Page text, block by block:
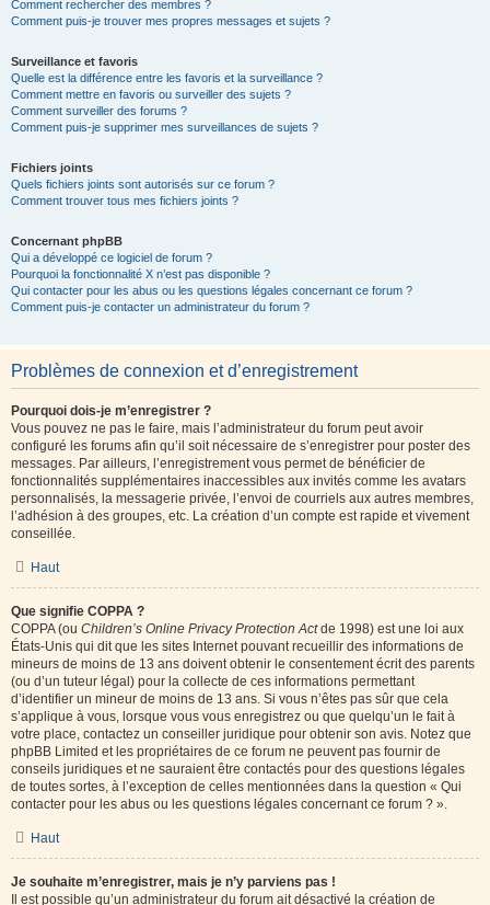
Comment rechercher des membres ?
Comment puis-je trouver mes propres messages et sujets ?
Surveillance et favoris
Quelle est la différence entre les favoris et la surveillance ?
Comment mettre en favoris ou surveiller des sujets ?
Comment surveiller des forums ?
Comment puis-je supprimer mes surveillances de sujets ?
Fichiers joints
Quels fichiers joints sont autorisés sur ce forum ?
Comment trouver tous mes fichiers joints ?
Concernant phpBB
Qui a développé ce logiciel de forum ?
Pourquoi la fonctionnalité X n’est pas disponible ?
Qui contacter pour les abus ou les questions légales concernant ce forum ?
Comment puis-je contacter un administrateur du forum ?
Problèmes de connexion et d’enregistrement
Pourquoi dois-je m’enregistrer ?
Vous pouvez ne pas le faire, mais l’administrateur du forum peut avoir
configuré les forums afin qu’il soit nécessaire de s’enregistrer pour poster des
messages. Par ailleurs, l’enregistrement vous permet de bénéficier de
fonctionnalités supplémentaires inaccessibles aux invités comme les avatars
personnalisés, la messagerie privée, l’envoi de courriels aux autres membres,
l’adhésion à des groupes, etc. La création d’un compte est rapide et vivement
conseillée.
Haut
Que signifie COPPA ?
COPPA (ou Children’s Online Privacy Protection Actde 1998) est une loi aux
États-Unis qui dit que les sites Internet pouvant recueillir des informations de
mineurs de moins de 13 ans doivent obtenir le consentement écrit des parents
(ou d’un tuteur légal) pour la collecte de ces informations permettant
d’identifier un mineur de moins de 13 ans. Si vous n’êtes pas sûr que cela
s’applique à vous, lorsque vous vous enregistrez ou que quelqu’un le fait à
votre place, contactez un conseiller juridique pour obtenir son avis. Notez que
phpBB Limited et les propriétaires de ce forum ne peuvent pas fournir de
conseils juridiques et ne sauraient être contactés pour des questions légales
de toutes sortes, à l’exception de celles mentionnées dans la question « Qui
contacter pour les abus ou les questions légales concernant ce forum ? ».
Haut
Je souhaite m’enregistrer, mais je n’y parviens pas !
Il est possible qu’un administrateur du forum ait désactivé la création de